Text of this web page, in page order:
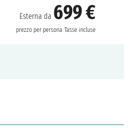
Esterna da 699 €
prezzo per persona Tasse incluse